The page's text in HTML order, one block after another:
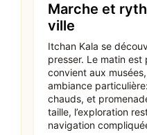
Marche et
ville
Itchan Kala se
presser. Le matin est
convient aux
ambiance
chauds, et
taille, l’exploration
navigation